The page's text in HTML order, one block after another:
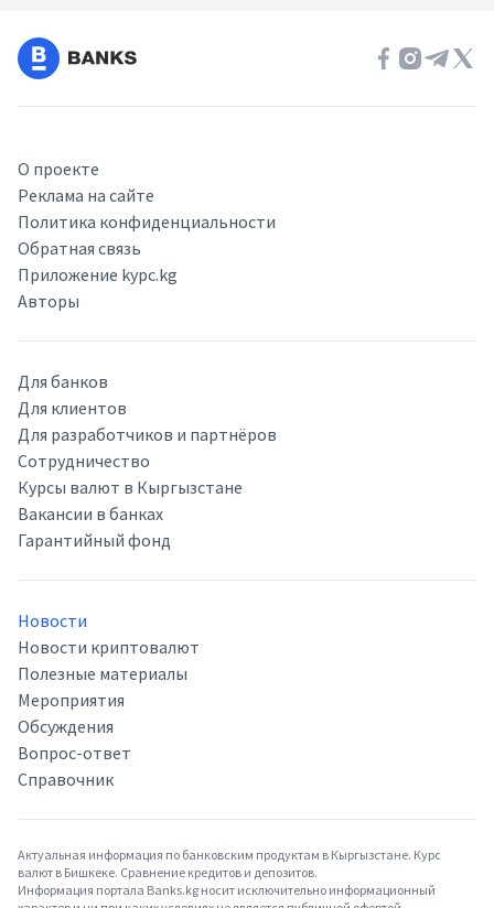
О проекте
Реклама на сайте
Политика конфиденциальности
Обратная связь
Приложение kypc.kg
Авторы
Для банков
Для клиентов
Для разработчиков и партнёров
Сотрудничество
Курсы валют в Кыргызстане
Вакансии в банках
Гарантийный фонд
Новости
Новости криптовалют
Полезные материалы
Мероприятия
Обсуждения
Вопрос-ответ
Справочник
Актуальная информация по банковским продуктам в Кыргызстане. Курс
валют в Бишкеке. Сравнение кредитов и депозитов.
Информация портала Banks.kg носит исключительно информационный